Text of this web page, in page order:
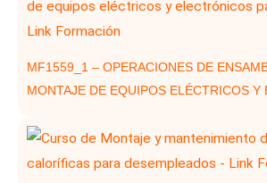
MF1559_1 – OPERACIONES DE
MONTAJE DE EQUIPOS ELÉCTRICOS Y